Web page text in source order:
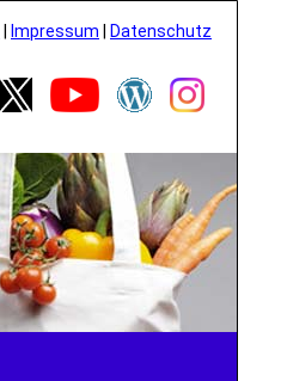
Impressum Datenschutz